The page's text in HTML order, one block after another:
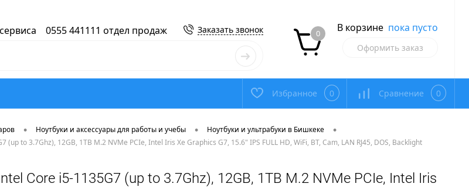
0555 441111 отдел продаж Заказать звонок 0 В корзине пока пусто
Оформить заказ
Избранное 0 Сравнение 0
• Ноутбуки и аксессуары для работы и учебы • Ноутбуки и ультрабуки в Бишкеке •
(up to 3.7Ghz), 12GB, 1TB M.2 NVMe PCIe, Intel Iris Xe Graphics G7, 15.6" IPS FULL HD, WiFi, BT, Cam, LAN RJ45, DOS, Backlight
Core i5-1135G7 (up to 3.7Ghz), 12GB, 1TB M.2 NVMe PCIe, Intel Iris